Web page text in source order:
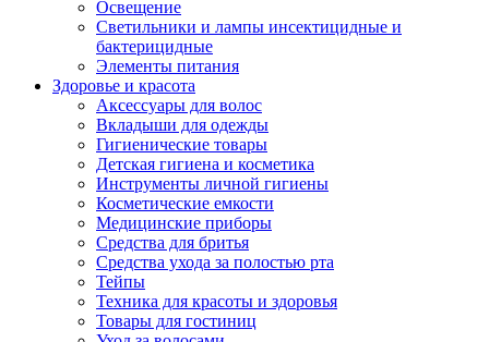
Освещение
Светильники и лампы инсектицидные и
бактерицидные
Элементы питания
Здоровье и красота
Аксессуары для волос
Вкладыши для одежды
Гигиенические товары
Детская гигиена и косметика
Инструменты личной гигиены
Косметические емкости
Медицинские приборы
Средства для бритья
Средства ухода за полостью рта
Тейпы
Техника для красоты и здоровья
Товары для гостиниц